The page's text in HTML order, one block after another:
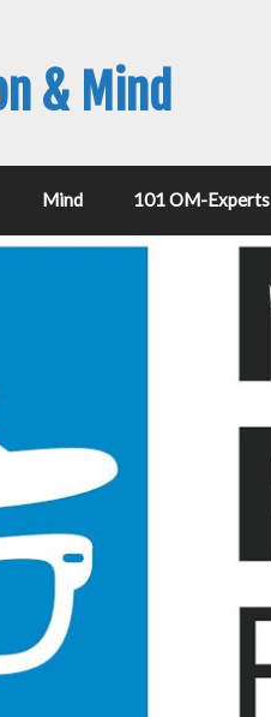
& Mind
Mind 101 OM-Experts